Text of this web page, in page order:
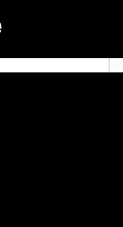
win a huge